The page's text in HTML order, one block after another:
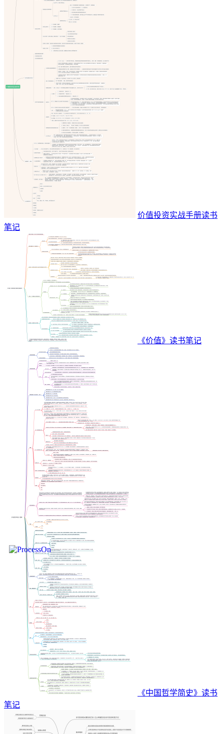
价值投资实战手册读书
笔记
《价值》读书笔记
《中国哲学简史》读书
笔记